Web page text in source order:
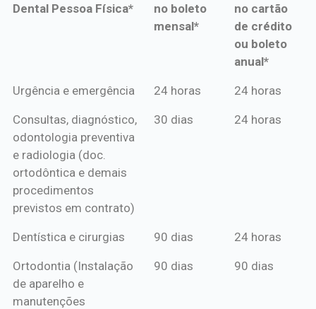
Dental Pessoa Física*
no boleto
mensal*
no cartão
de crédito
ou boleto
anual*
*Procedimentos Amil
*Pagamento
mensal*
*Pagamento
de crédito
Urgência e emergência 24 horas 24 horas
Consultas, diagnóstico,
odontologia preventiva
e radiologia (doc.
ortodôntica e demais
procedimentos
previstos em contrato)
30 dias 24 horas
Dentística e cirurgias 90 dias 24 horas
Ortodontia (Instalação
de aparelho e
manutenções
90 dias 90 dias